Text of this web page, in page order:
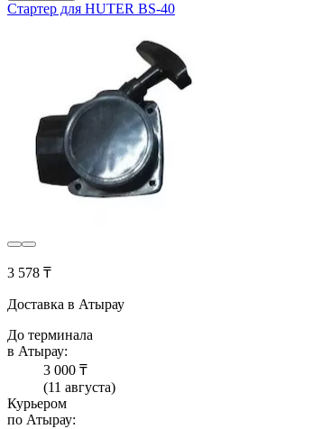
Стартер для HUTER BS-40
3 578 ₸
Доставка в Атырау
До терминала
в Атырау:
3 000 ₸
(11 августа)
Курьером
по Атырау: